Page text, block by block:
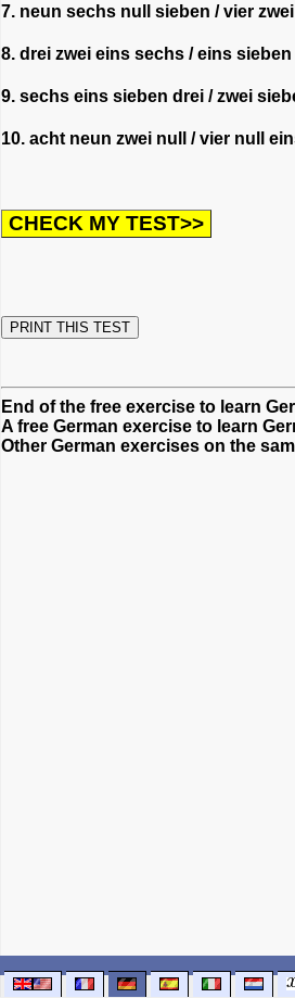
7. neun sechs null sieben / vier
8. drei zwei eins sechs / eins
9. sechs eins sieben drei / zwei
10. acht neun zwei null / vier null
End of the free exercise to learn
A free German exercise to learn
Other German exercises on the